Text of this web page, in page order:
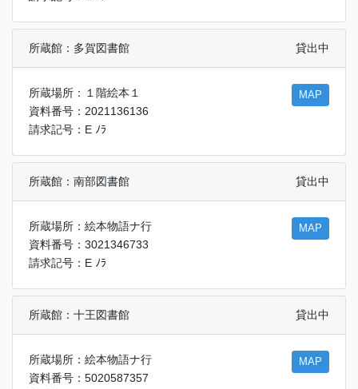
所蔵館：多賀図書館 貸出中
所蔵場所：１階絵本１
資料番号：2021136136
請求記号：E ﾉﾗ
MAP
所蔵館：南部図書館 貸出中
所蔵場所：絵本物語ナ行
資料番号：3021346733
請求記号：E ﾉﾗ
MAP
所蔵館：十王図書館 貸出中
所蔵場所：絵本物語ナ行
資料番号：5020587357
MAP